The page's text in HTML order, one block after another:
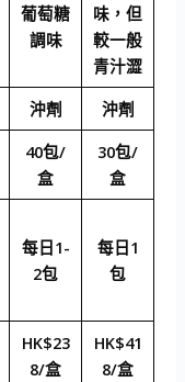
葡萄糖
調味
味，但
較一般
青汁澀
沖劑 沖劑
40包/
盒
30包/
盒
每日1-
2包
每日1
包
HK$23
8/盒
HK$41
8/盒